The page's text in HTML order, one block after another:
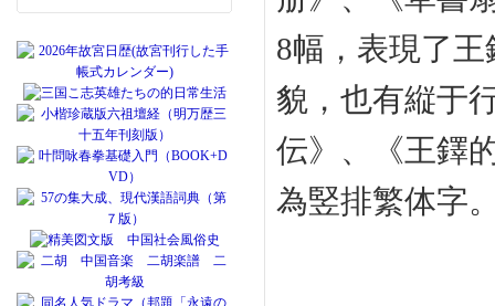
8幅，表現了
貌，也有縦于
伝》、《王鐸
為竪排繁体字